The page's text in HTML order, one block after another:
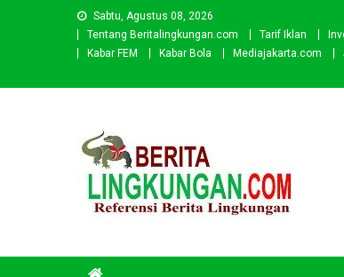
Sabtu, Agustus 08, 2026
Tentang Beritalingkungan.com
Tarif Iklan
Kabar FEM
Kabar Bola Mediajakarta.com